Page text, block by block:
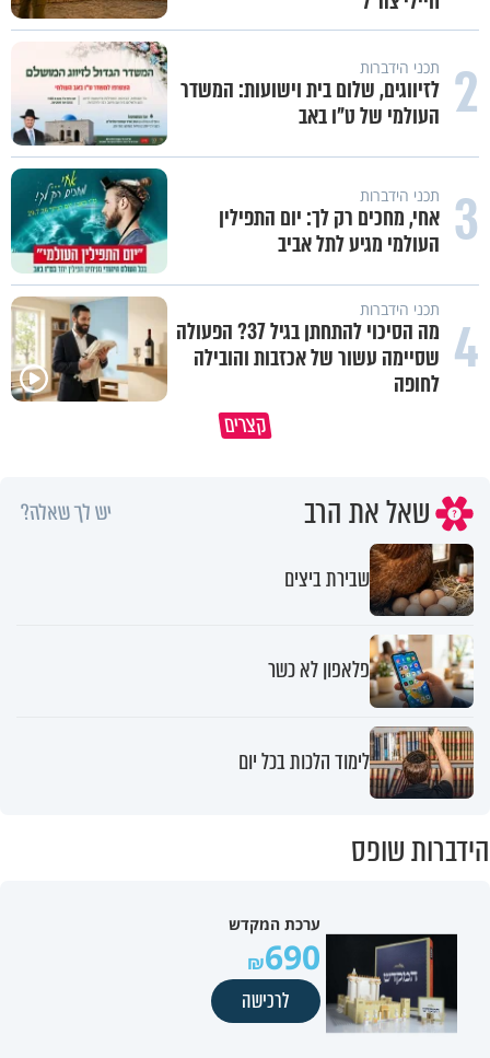
2 תכני הידברות
לזיווגים, שלום בית וישועות: המשדר
העולמי של ט"ו באב
3 תכני הידברות
אחי, מחכים רק לך: יום התפילין
העולמי מגיע לתל אביב
4 תכני הידברות
מה הסיכוי להתחתן בגיל 37? הפעולה
שסיימה עשור של אכזבות והובילה
לחופה
קצריםתשתמש באהבה של השם לטובתך
פותחים פתח קטן - ומקבלים
שאל את הרב יש לך שאלה?
שבירת ביצים
פלאפון לא כשר
לימוד הלכות בכל יום
הידברות שופס
ערכת המקדש
690
לרכישה